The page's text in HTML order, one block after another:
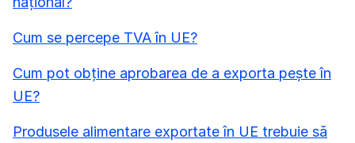
Cum se percepe TVA în UE?
Cum pot obține aprobarea de a exporta pește în
UE?
Produsele alimentare exportate în UE trebuie să